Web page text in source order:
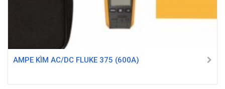
AMPE KÌM AC/DC FLUKE 375 (600A)